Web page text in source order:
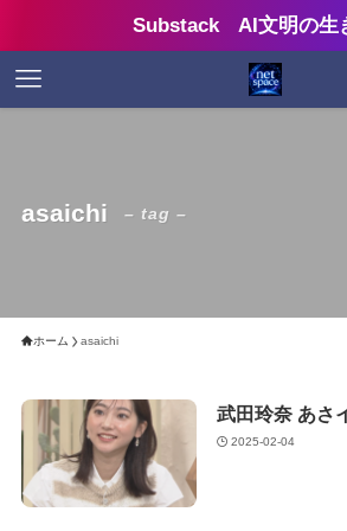
Substack AI文明の生
asaichi – tag –
ホーム asaichi
武田玲奈 あさ
2025-02-04